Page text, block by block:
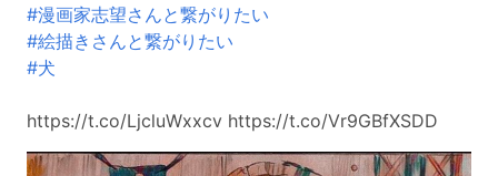
#漫画家志望さんと繋がりたい
#絵描きさんと繋がりたい
#犬
https://t.co/LjcluWxxcv https://t.co/Vr9GBfXSDD